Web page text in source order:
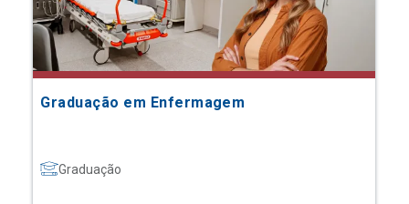
Graduação em Enfermagem
Graduação